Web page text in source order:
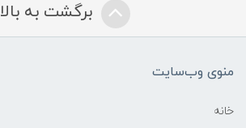
برگشت به بالا
منوی وب‌سایت
خانه